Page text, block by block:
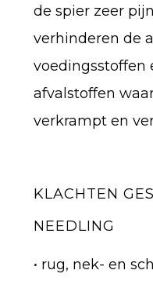
de spier zeer
verhinderen de
voedingsstoffen
afvalstoffen
verkrampt en
KLACHTEN
NEEDLING
• rug, nek- en